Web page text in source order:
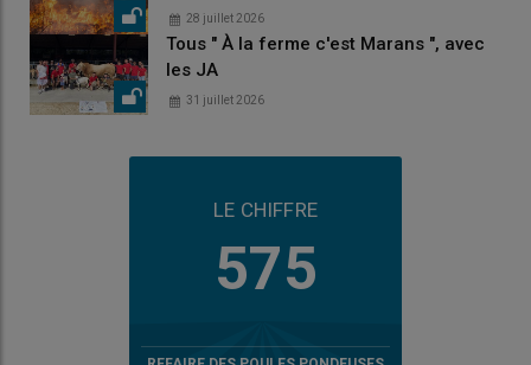
28 juillet 2026
Tous " À la ferme c'est Marans ", avec
les JA
31 juillet 2026
LE CHIFFRE
575